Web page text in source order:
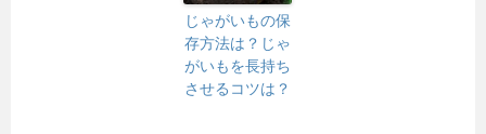
じゃがいもの保
存方法は？じゃ
がいもを長持ち
させるコツは？